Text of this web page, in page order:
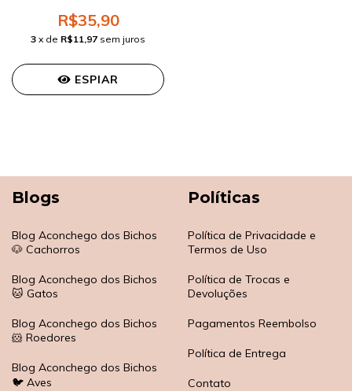
R$35,90
3 x de R$11,97 sem juros
ESPIAR
Blogs
Blog Aconchego dos Bichos
🐶 Cachorros
Blog Aconchego dos Bichos
🐱 Gatos
Blog Aconchego dos Bichos
🐹 Roedores
Blog Aconchego dos Bichos
🐦 Aves
Políticas
Política de Privacidade e
Termos de Uso
Política de Trocas e
Devoluções
Pagamentos Reembolso
Política de Entrega
Contato